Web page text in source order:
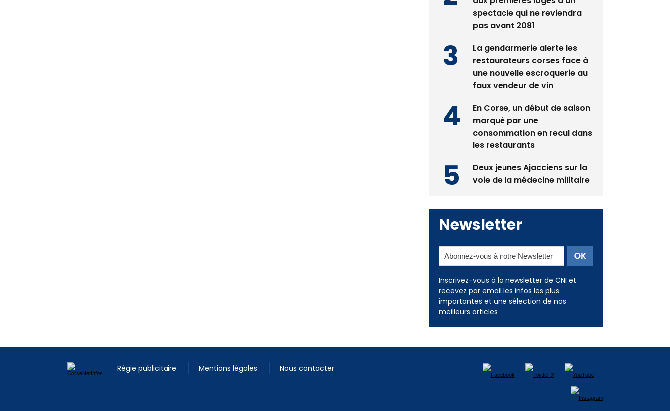
Éclipse du 12 août : la Corse
aux premières loges d'un
pas avant 2081
La gendarmerie alerte les
restaurateurs corses face à
faux vendeur de vin
En Corse, un début de saison
marqué par une
les restaurants
Newsletter
Inscrivez-vous à la newsletter de CNI et
recevez par email les infos les plus
importantes et une sélection de nos